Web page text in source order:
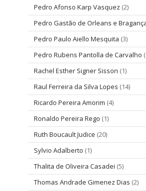
Pedro Afonso Karp Vasquez (2)
Pedro Gastão de Orleans e
Pedro Paulo Aiello Mesquita (3)
Pedro Rubens Pantolla de Carvalho
Rachel Esther Signer Sisson (1)
Raul Ferreira da Silva Lopes (14)
Ricardo Pereira Amorim (4)
Ronaldo Pereira Rego (1)
Ruth Boucault Judice (20)
Sylvio Adalberto (1)
Thalita de Oliveira Casadei (5)
Thomas Andrade Gimenez Dias (2)